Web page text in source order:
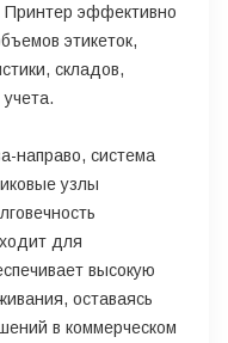
Принтер эффективно
этикеток,
складов,
направо, система
узлы
для
высокую
оставаясь
в коммерческом